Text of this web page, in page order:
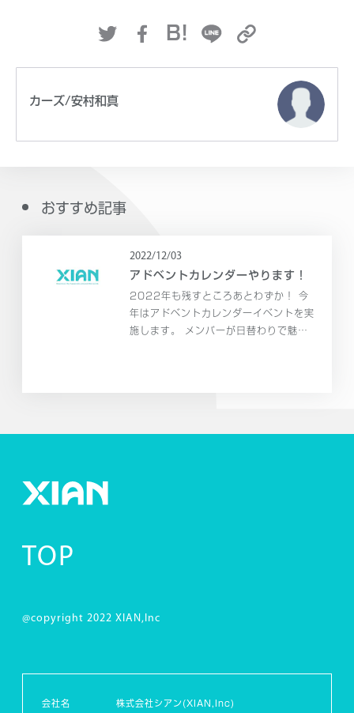
B!
カーズ/安村和真
おすすめ記事
2022/12/03
アドベントカレンダーやります！
2022年も残すところあとわずか！ 今
年はアドベントカレンダーイベントを実
施します。 メンバーが日替わりで魅力
TOP
@copyright 2022 XIAN,Inc
会社名 株式会社シアン(XIAN,Inc)